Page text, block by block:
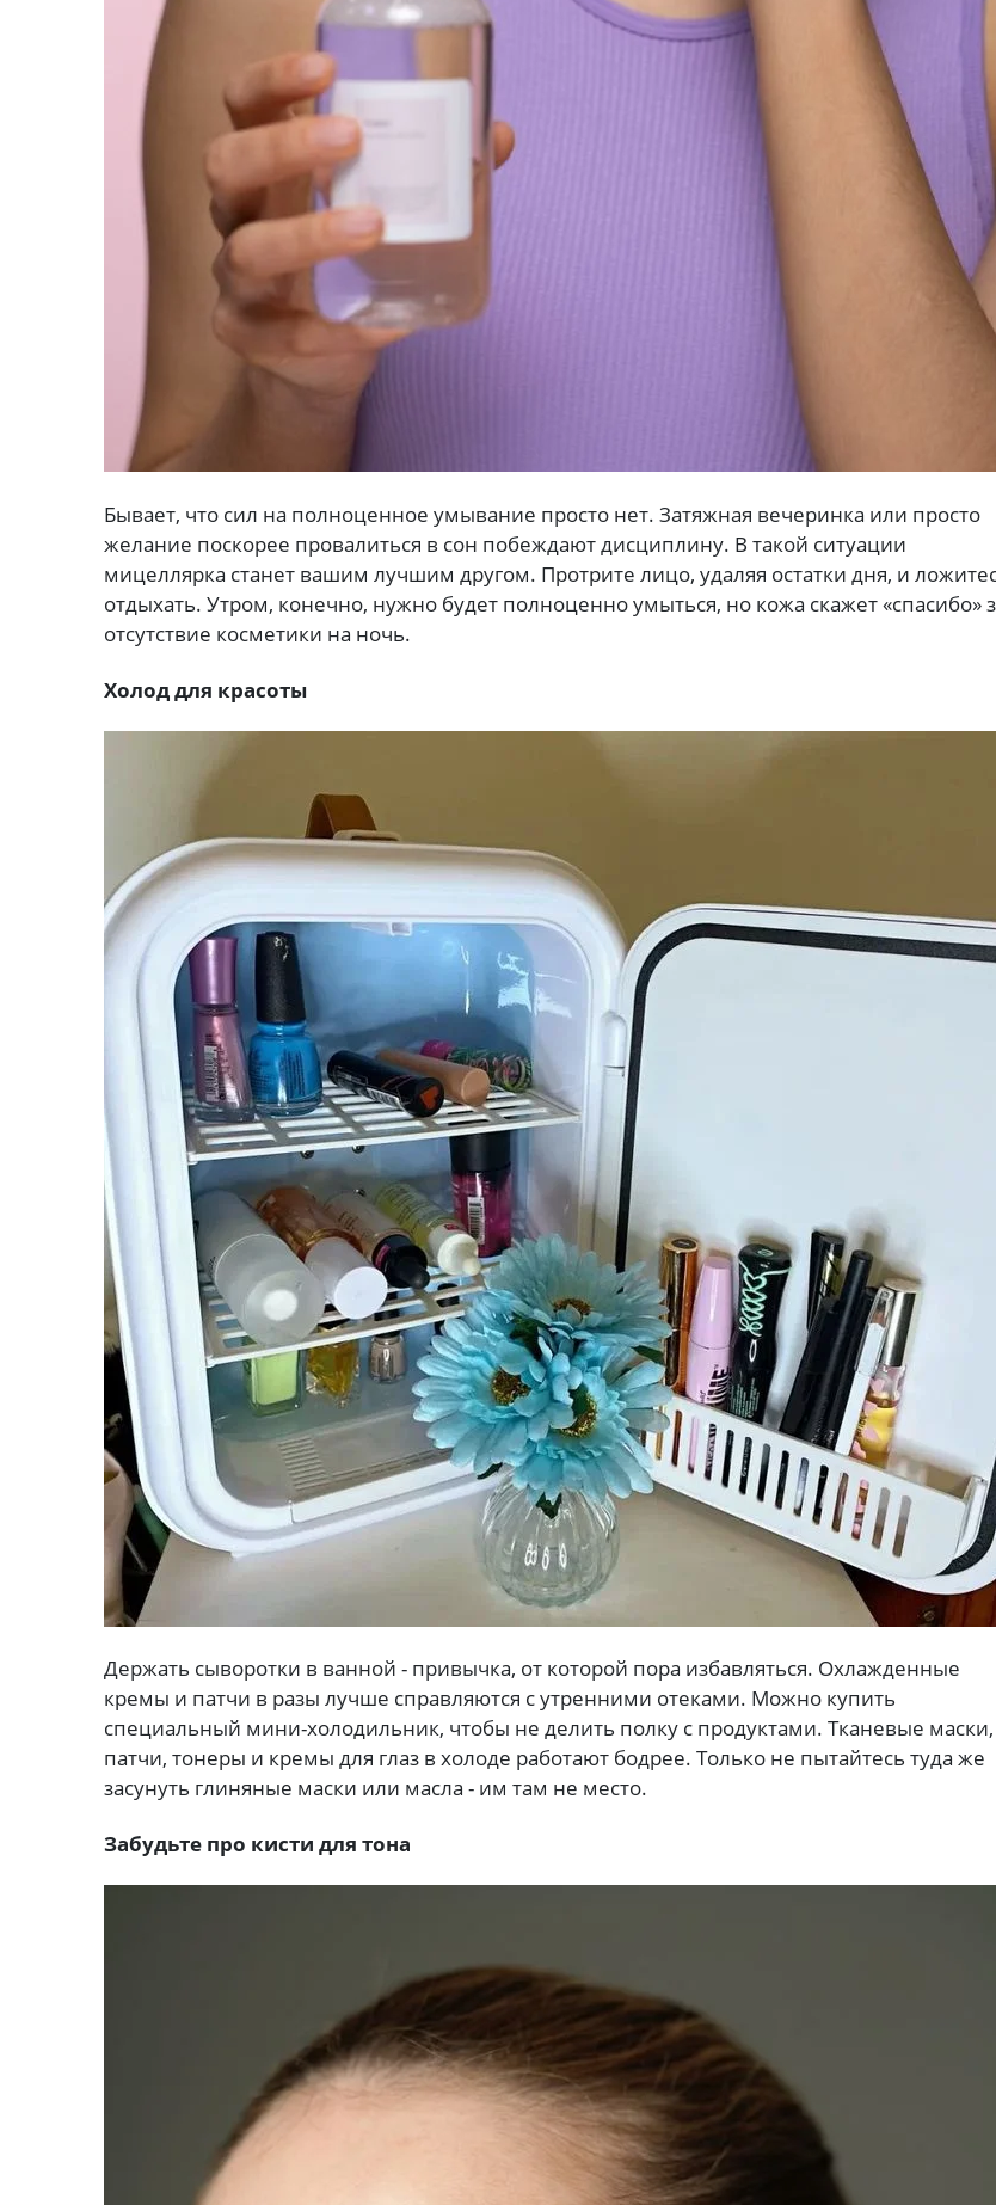
Бывает, что сил на полноценное умывание просто нет. Затяжная вечеринка или просто
желание поскорее провалиться в сон побеждают дисциплину. В такой ситуации
мицеллярка станет вашим лучшим другом. Протрите лицо, удаляя остатки дня, и
отдыхать. Утром, конечно, нужно будет полноценно умыться, но кожа скажет «спасибо»
отсутствие косметики на ночь.
Холод для красоты
Держать сыворотки в ванной - привычка, от которой пора избавляться. Охлажденные
кремы и патчи в разы лучше справляются с утренними отеками. Можно купить
специальный мини-холодильник, чтобы не делить полку с продуктами. Тканевые маски,
патчи, тонеры и кремы для глаз в холоде работают бодрее. Только не пытайтесь туда же
засунуть глиняные маски или масла - им там не место.
Забудьте про кисти для тона